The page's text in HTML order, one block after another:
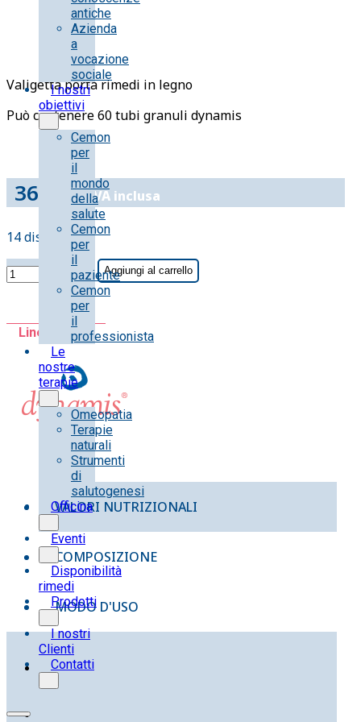
antiche
Azienda
a
vocazione
sociale
I nostri
obiettivi
Cemon
per
il
mondo
della
salute
Cemon
per
il
paziente
Cemon
per
il
professionista
Le
nostre
terapie
Omeopatia
Terapie
naturali
Strumenti
di
salutogenesi
Officina
Eventi
Disponibilità
rimedi
Prodotti
I nostri
Clienti
Contatti
Valigetta porta rimedi in legno
Può contenere 60 tubi granuli dynamis
36.60 € IVA inclusa
14 disponibili
VALIGETTA
IN
PORTA
RIMEDI
quantità
Aggiungi al carrello
Linea:
VALORI NUTRIZIONALI
COMPOSIZIONE
MODO D'USO